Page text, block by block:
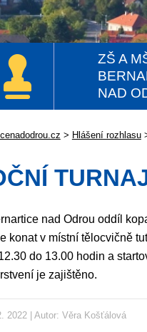
ZŠ A
NAD
> Hlášení rozhlasu
nad Odrou oddíl
konat v místní tělocvičně
do 13.00 hodin a
je zajištěno.
2022 | Autor: Věra Košťálová